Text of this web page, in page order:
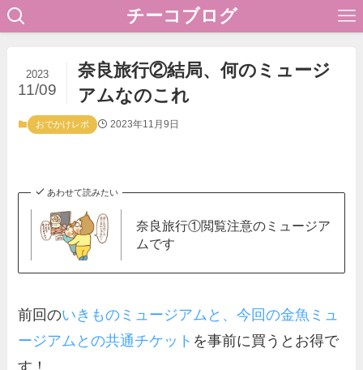
チーコブログ
奈良旅行②結局、何のミュージ
アムなのこれ
2023
11/09
おでかけレポ 2023年11月9日
あわせて読みたい
奈良旅行①閲覧注意のミュージア
ムです
前回のいきものミュージアムと、今回の金魚ミュ
ージアムとの共通チケット を事前に買うとお得で